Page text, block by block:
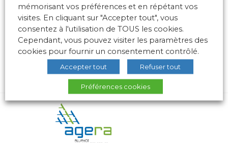
mémorisant vos préférences et en répétant vos
visites. En cliquant sur "Accepter tout", vous
consentez à l'utilisation de TOUS les cookies.
Cependant, vous pouvez visiter les paramètres des
cookies pour fournir un consentement contrôlé.
Accepter tout Refuser tout
Préférences cookies